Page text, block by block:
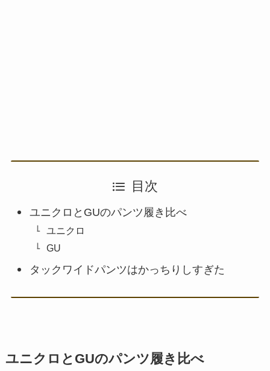
目次
ユニクロとGUのパンツ履き比べ
ユニクロ
GU
タックワイドパンツはかっちりしすぎた
ユニクロとGUのパンツ履き比べ